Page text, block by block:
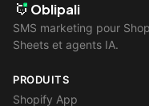
Oblipali
SMS marketing pour
Sheets et agents IA.
PRODUITS
Shopify App